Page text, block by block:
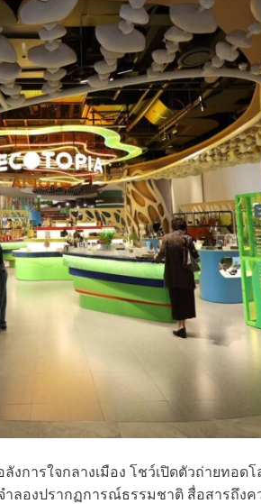
งการใจกลางเมือง โชว์เปิดตัวถ่ายทอ
ำลองปรากฏการณ์ธรรมชาติ สื่อสารถึง